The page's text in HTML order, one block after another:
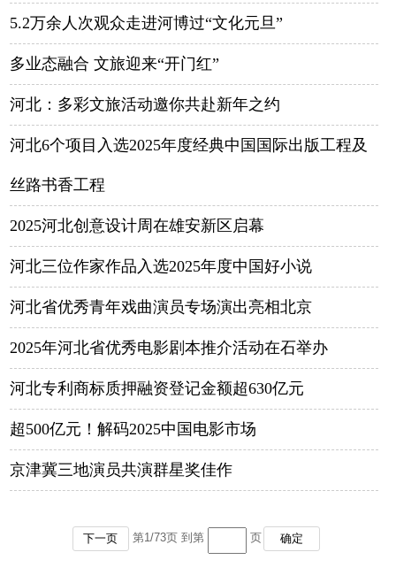
5.2万余人次观众走进河博过“文化元旦”
多业态融合 文旅迎来“开门红”
河北：多彩文旅活动邀你共赴新年之约
河北6个项目入选2025年度经典中国国际出版工程及
丝路书香工程
2025河北创意设计周在雄安新区启幕
河北三位作家作品入选2025年度中国好小说
河北省优秀青年戏曲演员专场演出亮相北京
2025年河北省优秀电影剧本推介活动在石举办
河北专利商标质押融资登记金额超630亿元
超500亿元！解码2025中国电影市场
京津冀三地演员共演群星奖佳作
下一页 第1/73页 到第 页 确定